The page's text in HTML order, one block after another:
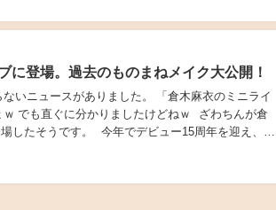
に登場。過去のものまねメイク大公開！
いニュースがありました。 「倉木麻衣のミニライ
でも直ぐに分かりましたけどねｗ ざわちんが倉
したそうです。 今年でデビュー15周年を迎え、通